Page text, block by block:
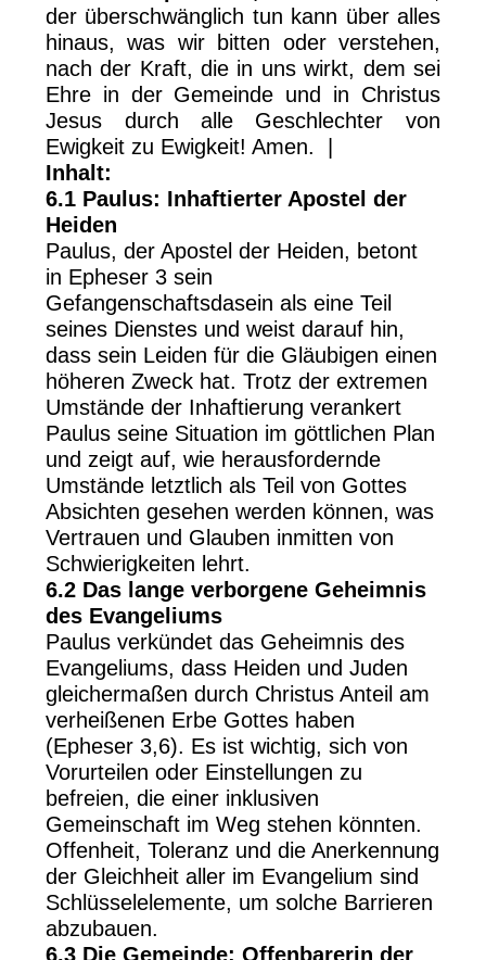
der überschwänglich tun kann über alles
hinaus, was wir bitten oder verstehen,
nach der Kraft, die in uns wirkt, dem sei
Ehre in der Gemeinde und in Christus
Jesus durch alle Geschlechter von
Ewigkeit zu Ewigkeit! Amen. |
Inhalt:
6.1 Paulus: Inhaftierter Apostel der
Heiden
Paulus, der Apostel der Heiden, betont
in Epheser 3 sein
Gefangenschaftsdasein als eine Teil
seines Dienstes und weist darauf hin,
dass sein Leiden für die Gläubigen einen
höheren Zweck hat. Trotz der extremen
Umstände der Inhaftierung verankert
Paulus seine Situation im göttlichen Plan
und zeigt auf, wie herausfordernde
Umstände letztlich als Teil von Gottes
Absichten gesehen werden können, was
Vertrauen und Glauben inmitten von
Schwierigkeiten lehrt.
6.2 Das lange verborgene Geheimnis
des Evangeliums
Paulus verkündet das Geheimnis des
Evangeliums, dass Heiden und Juden
gleichermaßen durch Christus Anteil am
verheißenen Erbe Gottes haben
(Epheser 3,6). Es ist wichtig, sich von
Vorurteilen oder Einstellungen zu
befreien, die einer inklusiven
Gemeinschaft im Weg stehen könnten.
Offenheit, Toleranz und die Anerkennung
der Gleichheit aller im Evangelium sind
Schlüsselelemente, um solche Barrieren
abzubauen.
6.3 Die Gemeinde: Offenbarerin der